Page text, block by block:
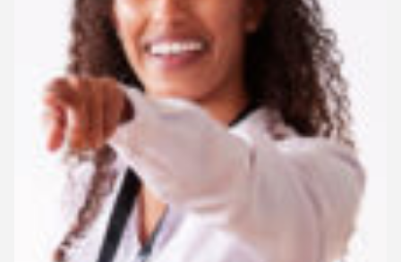
Wij bieden
Opleidingen
Gratis opleidingen op maat van de sector.
Financiële tegemoetkoming vanuit Co-
valent
Laat Co-valent je opleidingsinitiatieven subsidiëren.
Advies
Info over thema’s zoals de Competentiecheck, diversiteit …
Wij informeren
Over ons
Veelgestelde vragen
Contact